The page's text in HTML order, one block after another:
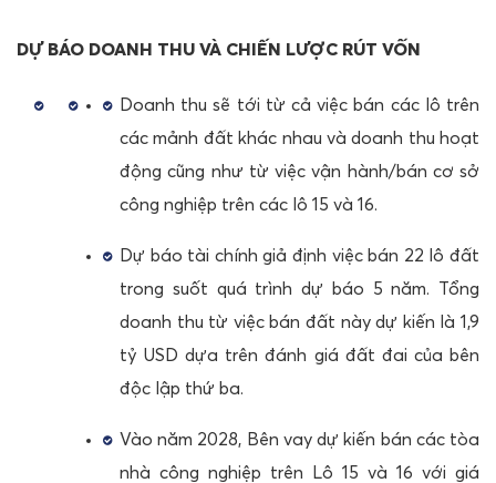
DỰ BÁO DOANH THU VÀ CHIẾN LƯỢC RÚT VỐN
Doanh thu sẽ tới từ cả việc bán các lô trên
các mảnh đất khác nhau và doanh thu hoạt
động cũng như từ việc vận hành/bán cơ sở
công nghiệp trên các lô 15 và 16.
Dự báo tài chính giả định việc bán 22 lô đất
trong suốt quá trình dự báo 5 năm. Tổng
doanh thu từ việc bán đất này dự kiến là 1,9
tỷ USD dựa trên đánh giá đất đai của bên
độc lập thứ ba.
Vào năm 2028, Bên vay dự kiến bán các tòa
nhà công nghiệp trên Lô 15 và 16 với giá